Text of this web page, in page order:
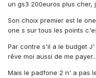
un gs3 200euros plus cher,
Son choix premier est le
one s sur tous les points
Par contre s'il a le budget
rêve moi aussi de me payer...
Mais le padfone 2 n' a pas